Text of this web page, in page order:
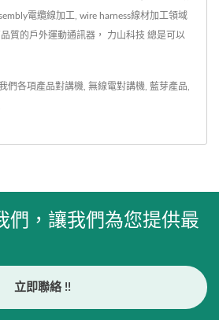
電纜線加工, wire harness線材加工領域
質的戶外運動通訊器， 力山科技 總是可以
們各項產品對講機 無線電對講機 藍芽產品
們，讓我們為您提供最
立即聯絡 !!